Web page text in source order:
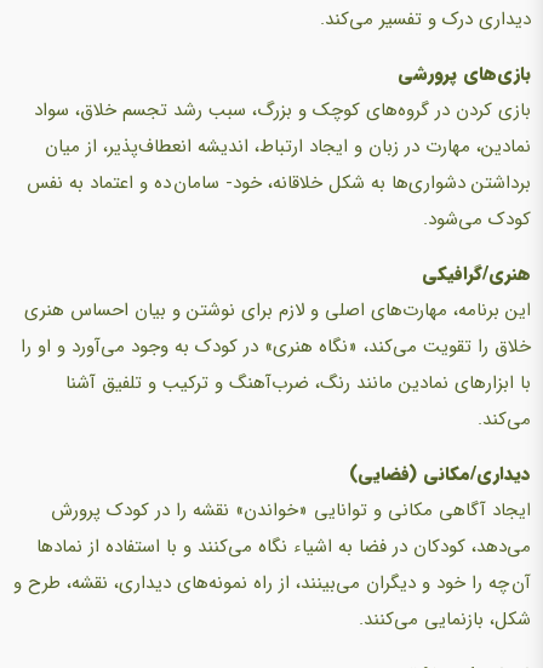
دیداری درک و تفسیر می‌کند.
بازی‌های پرورشی
بازی کردن در گروه‌های کوچک و بزرگ، سبب رشد تجسم خلاق، سواد
نمادین، مهارت در زبان و ایجاد ارتباط، اندیشه انعطاف‌پذیر، از میان
برداشتن دشواری‌ها به شکل خلاقانه، خود- سامان ده و اعتماد به نفس
کودک می‌شود.
هنری/گرافیکی
این برنامه، مهارت‌های اصلی و لازم برای نوشتن و بیان احساس هنری
خلاق را تقویت می‌کند، «نگاه هنری» در کودک به وجود می‌آورد و او را
با ابزار‌های نمادین مانند رنگ، ضرب‌آهنگ و ترکیب و تلفیق آشنا
می‌کند.
دیداری/مکانی (فضایی)
ایجاد آگاهی مکانی و توانایی «خواندن» نقشه را در کودک پرورش
می‌دهد، کودکان در فضا به اشیاء نگاه می‌کنند و با استفاده از نمادها
آن چه را خود و دیگران می‌بینند، از راه نمونه‌های دیداری، نقشه، طرح و
شکل، بازنمایی می‌کنند.